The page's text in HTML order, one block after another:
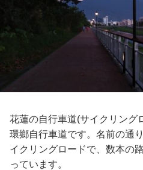
花蓮の自行車道(サイクリング
環鄉自行車道です。名前の通
イクリングロードで、数本の
っています。